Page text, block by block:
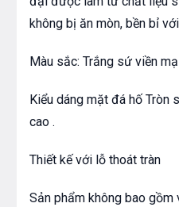
không bị ăn mòn, bền bỉ
Màu sắc: Trắng sứ viền
Kiểu dáng mặt đá hố Tròn
cao .
Thiết kế với lỗ thoát tràn
Sản phẩm không bao gồm